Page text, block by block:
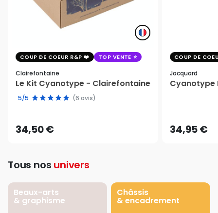
COUP DE COEUR R&P TOP VENTE
Clairefontaine
Le Kit Cyanotype - Clairefontaine
5/5 (6 avis)
34,50 €
COUP DE
Jacquard
Cyanotype
34,95 €
Tous nos univers
Beaux-arts
& graphisme
Châssis
& encadrement